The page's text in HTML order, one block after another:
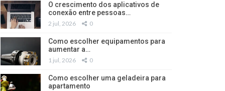
O crescimento dos aplicativos de
conexão entre pessoas…
2 jul, 2026 0
Como escolher equipamentos para
aumentar a…
1 jul, 2026 0
Como escolher uma geladeira para
apartamento